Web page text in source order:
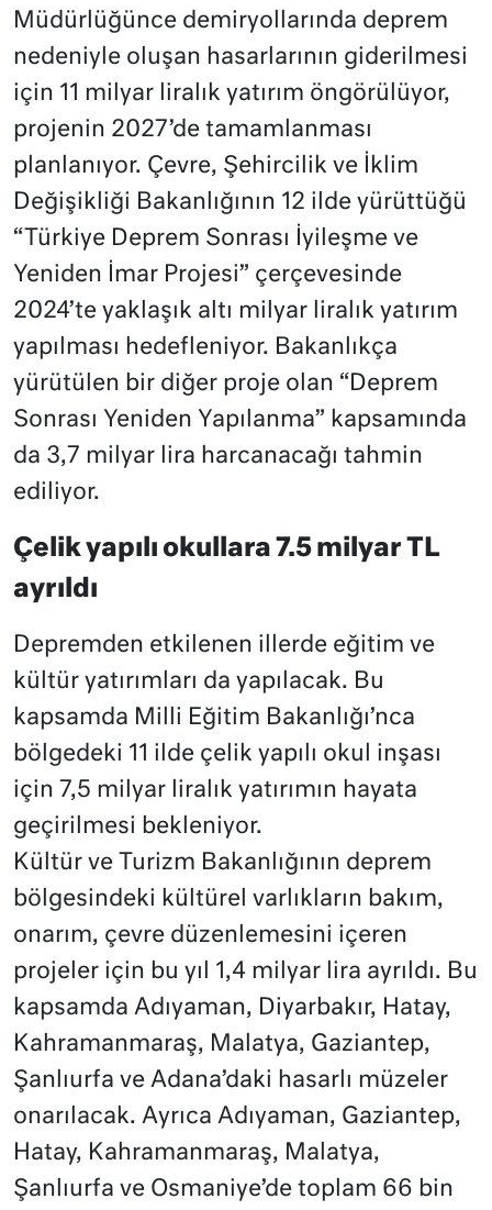
Müdürlüğünce demiryollarında deprem
nedeniyle oluşan hasarlarının giderilmesi
için 11 milyar liralık yatırım öngörülüyor,
projenin 2027’de tamamlanması
planlanıyor. Çevre, Şehircilik ve İklim
Değişikliği Bakanlığının 12 ilde yürüttüğü
“Türkiye Deprem Sonrası İyileşme ve
Yeniden İmar Projesi” çerçevesinde
2024’te yaklaşık altı milyar liralık yatırım
yapılması hedefleniyor. Bakanlıkça
yürütülen bir diğer proje olan “Deprem
Sonrası Yeniden Yapılanma” kapsamında
da 3,7 milyar lira harcanacağı tahmin
ediliyor.
Çelik yapılı okullara 7.5 milyar TL
ayrıldı
Depremden etkilenen illerde eğitim ve
kültür yatırımları da yapılacak. Bu
kapsamda Milli Eğitim Bakanlığı’nca
bölgedeki 11 ilde çelik yapılı okul inşası
için 7,5 milyar liralık yatırımın hayata
geçirilmesi bekleniyor.
Kültür ve Turizm Bakanlığının deprem
bölgesindeki kültürel varlıkların bakım,
onarım, çevre düzenlemesini içeren
projeler için bu yıl 1,4 milyar lira ayrıldı. Bu
kapsamda Adıyaman, Diyarbakır, Hatay,
Kahramanmaraş, Malatya, Gaziantep,
Şanlıurfa ve Adana’daki hasarlı müzeler
onarılacak. Ayrıca Adıyaman, Gaziantep,
Hatay, Kahramanmaraş, Malatya,
Şanlıurfa ve Osmaniye’de toplam 66 bin